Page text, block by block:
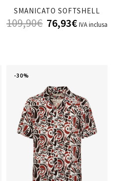
SMANICATO SOFTSHELL
109,90€ 76,93€IVA inclusa
-30%